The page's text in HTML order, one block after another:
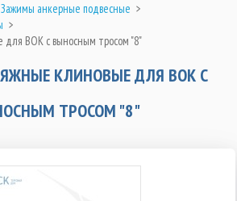
Зажимы анкерные подвесные >
>
ВОК с выносным тросом "8"
КЛИНОВЫЕ ДЛЯ ВОК С
ТРОСОМ "8"